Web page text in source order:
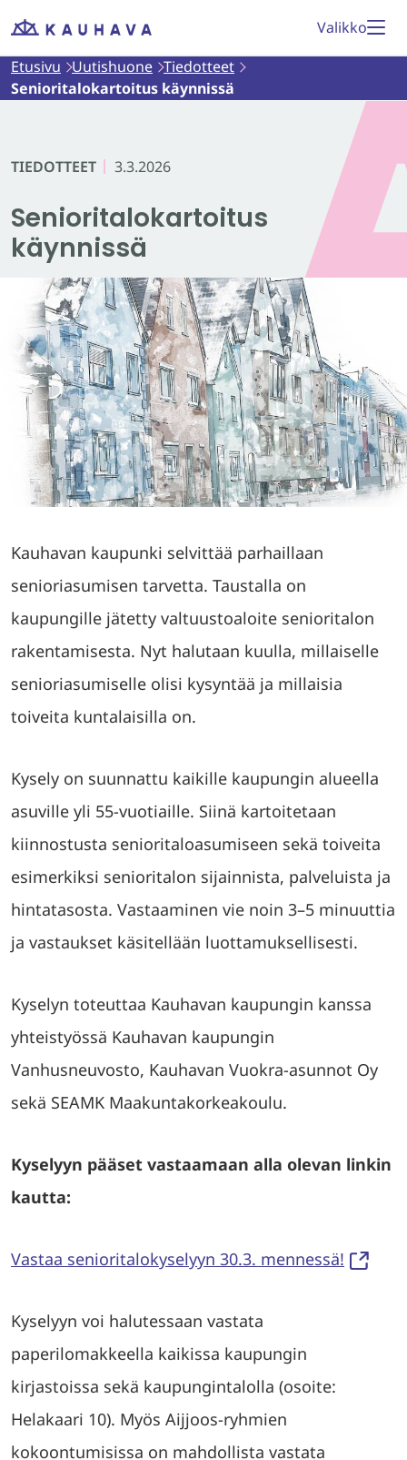
Siirry
Etusivu
Valikko
Etusivu Uutishuone Tiedotteet
Senioritalokartoitus käynnissä
TIEDOTTEET 3.3.2026
Senioritalokartoitus
käynnissä
Kauhavan kaupunki selvittää parhaillaan
senioriasumisen tarvetta. Taustalla on
kaupungille jätetty valtuustoaloite senioritalon
rakentamisesta. Nyt halutaan kuulla, millaiselle
senioriasumiselle olisi kysyntää ja millaisia
toiveita kuntalaisilla on.
Kysely on suunnattu kaikille kaupungin alueella
asuville yli 55-vuotiaille. Siinä kartoitetaan
kiinnostusta senioritaloasumiseen sekä toiveita
esimerkiksi senioritalon sijainnista, palveluista ja
hintatasosta. Vastaaminen vie noin 3–5 minuuttia
ja vastaukset käsitellään luottamuksellisesti.
Kyselyn toteuttaa Kauhavan kaupungin kanssa
yhteistyössä Kauhavan kaupungin
Vanhusneuvosto, Kauhavan Vuokra-asunnot Oy
sekä SEAMK Maakuntakorkeakoulu.
Kyselyyn pääset vastaamaan alla olevan linkin
kautta:
Vastaa senioritalokyselyyn 30.3. mennessä!
Kyselyyn voi halutessaan vastata
paperilomakkeella kaikissa kaupungin
kirjastoissa sekä kaupungintalolla (osoite:
Helakaari 10). Myös Aijjoos-ryhmien
kokoontumisissa on mahdollista vastata